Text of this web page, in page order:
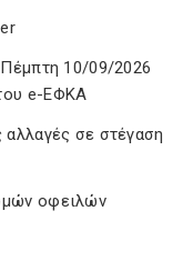
10/09/2026
e-ΕΦΚΑ
σε στέγαση
οφειλών